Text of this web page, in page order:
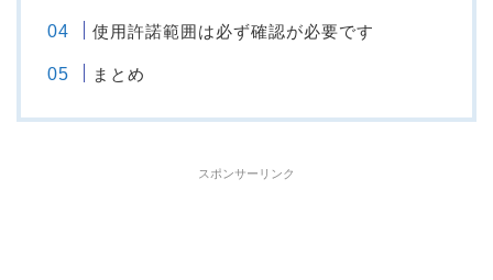
使用許諾範囲は必ず確認が必要です
まとめ
スポンサーリンク